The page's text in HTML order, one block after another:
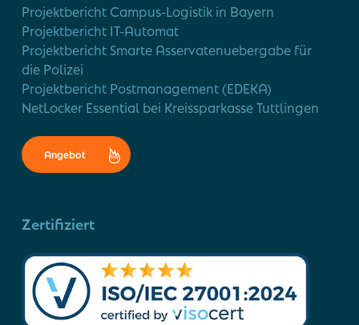
Projektbericht Campus-Logistik in Bayern
Projektbericht IT-Automat
Projektbericht Smarte Asservatenuebergabe für
die Polizei
Projektbericht Postmanagement (EDEKA)
NetLocker Essential bei Kreissparkasse Tuttlingen
Angebot
Zertifiziert